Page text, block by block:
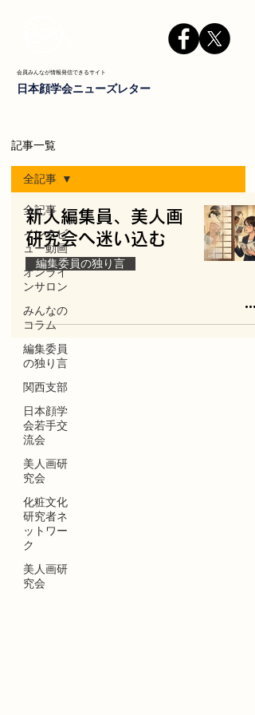
日本顔学会ニューズレター
会員みんなが情報発信できるサイト
記事一覧
全記事
インタビ
ュー動画
オンライ
ンサロン
みんなの
コラム
編集委員
の独り言
関西支部
日本顔学
会若手交
流会
美人画研
究会
化粧文化
研究者ネ
ットワー
ク
美人画研
究会
全記事
新人編集員、美人画
研究会へ迷い込む
編集委員の独り言